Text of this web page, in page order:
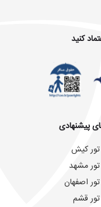
کنید
پیشنهادی
تور کیش
تور مشهد
تور اصفهان
تور قشم